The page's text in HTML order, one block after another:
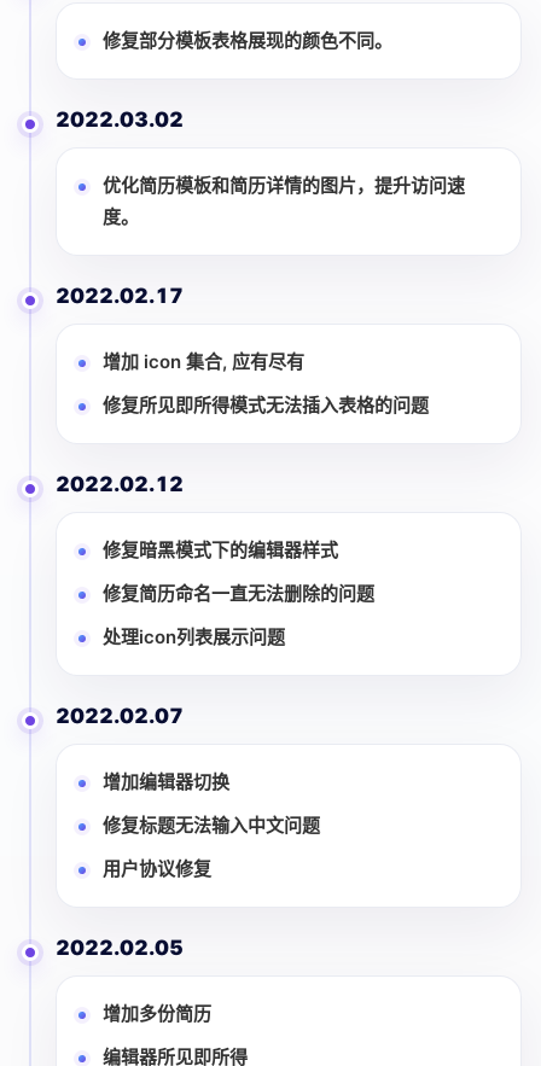
修复部分模板表格展现的颜色不同。
2022.03.02
优化简历模板和简历详情的图片，提升访问速
度。
2022.02.17
增加 icon 集合, 应有尽有
修复所见即所得模式无法插入表格的问题
2022.02.12
修复暗黑模式下的编辑器样式
修复简历命名一直无法删除的问题
处理icon列表展示问题
2022.02.07
增加编辑器切换
修复标题无法输入中文问题
用户协议修复
2022.02.05
增加多份简历
编辑器所见即所得